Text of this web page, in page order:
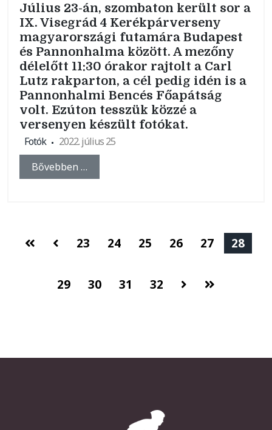
Július 23-án, szombaton került sor a
IX. Visegrád 4 Kerékpárverseny
magyarországi futamára Budapest
és Pannonhalma között. A mezőny
délelőtt 11:30 órakor rajtolt a Carl
Lutz rakparton, a cél pedig idén is a
Pannonhalmi Bencés Főapátság
volt. Ezúton tesszük közzé a
versenyen készült fotókat.
Fotók
2022. július 25
Bővebben …
23 24 25 26 27 28
29 30 31 32